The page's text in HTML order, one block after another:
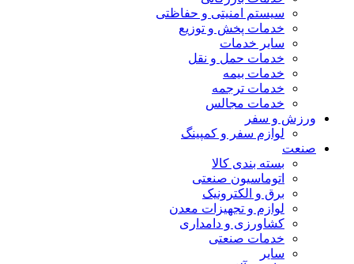
سیستم امنیتی و حفاظتی
خدمات پخش و توزیع
سایر خدمات
خدمات حمل و نقل
خدمات بیمه
خدمات ترجمه
خدمات مجالس
ورزش و سفر
لوازم سفر و کمپینگ
صنعت
بسته بندی کالا
اتوماسیون صنعتی
برق و الکترونیک
لوازم و تجهیزات معدن
کشاورزی و دامداری
خدمات صنعتی
سایر